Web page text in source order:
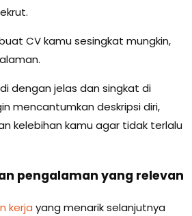
CV kamu sesingkat mungkin,
dengan jelas dan singkat di
mencantumkan deskripsi diri,
kelebihan kamu agar tidak terlalu
pengalaman yang relevan
kerja yang menarik selanjutnya